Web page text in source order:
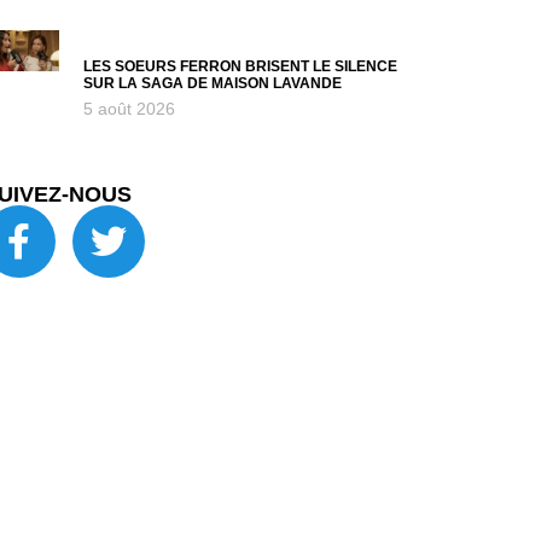
LES SOEURS FERRON BRISENT LE SILENCE
SUR LA SAGA DE MAISON LAVANDE
5 août 2026
NOUS